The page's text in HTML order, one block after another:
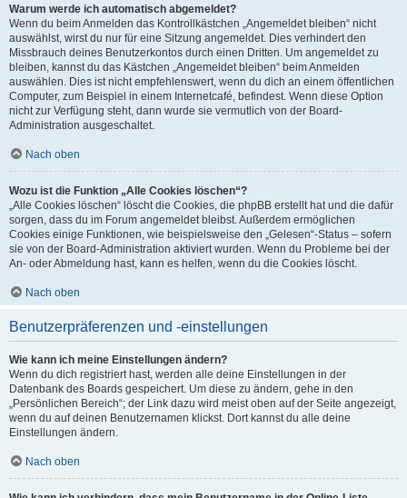
Warum werde ich automatisch abgemeldet?
Wenn du beim Anmelden das Kontrollkästchen „Angemeldet bleiben“ nicht
auswählst, wirst du nur für eine Sitzung angemeldet. Dies verhindert den
Missbrauch deines Benutzerkontos durch einen Dritten. Um angemeldet zu
bleiben, kannst du das Kästchen „Angemeldet bleiben“ beim Anmelden
auswählen. Dies ist nicht empfehlenswert, wenn du dich an einem öffentlichen
Computer, zum Beispiel in einem Internetcafé, befindest. Wenn diese Option
nicht zur Verfügung steht, dann wurde sie vermutlich von der Board-
Administration ausgeschaltet.
Nach oben
Wozu ist die Funktion „Alle Cookies löschen“?
„Alle Cookies löschen“ löscht die Cookies, die phpBB erstellt hat und die dafür
sorgen, dass du im Forum angemeldet bleibst. Außerdem ermöglichen
Cookies einige Funktionen, wie beispielsweise den „Gelesen“-Status – sofern
sie von der Board-Administration aktiviert wurden. Wenn du Probleme bei der
An- oder Abmeldung hast, kann es helfen, wenn du die Cookies löscht.
Nach oben
Benutzerpräferenzen und -einstellungen
Wie kann ich meine Einstellungen ändern?
Wenn du dich registriert hast, werden alle deine Einstellungen in der
Datenbank des Boards gespeichert. Um diese zu ändern, gehe in den
„Persönlichen Bereich“; der Link dazu wird meist oben auf der Seite angezeigt,
wenn du auf deinen Benutzernamen klickst. Dort kannst du alle deine
Einstellungen ändern.
Nach oben